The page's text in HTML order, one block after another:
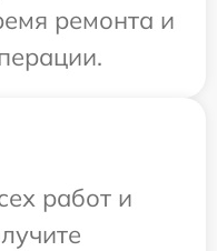
ремонта и
работ и